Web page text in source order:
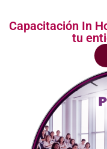
Capacitación In
tu